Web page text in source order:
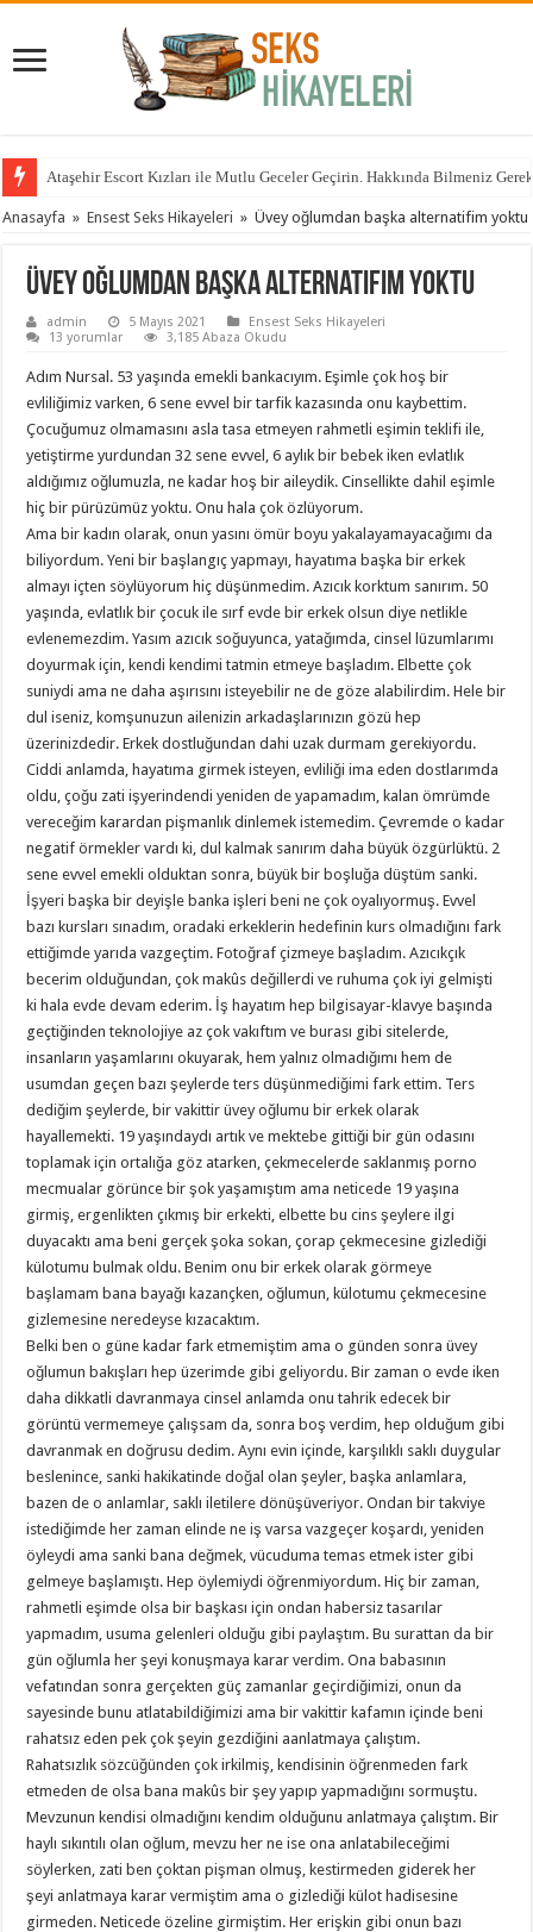
Ataşehir Escort Kızları ile Mutlu Geceler Geçirin. Hakkında Bilmeniz
Anasayfa » Ensest Seks Hikayeleri » Üvey oğlumdan başka alternatifim yoktu
Üvey oğlumdan başka alternatifim yoktu
admin 5 Mayıs 2021
Ensest Seks Hikayeleri
13 yorumlar
3,185 Abaza Okudu
Adım Nursal. 53 yaşında emekli bankacıyım. Eşimle çok hoş bir
evliliğimiz varken, 6 sene evvel bir tarfik kazasında onu kaybettim.
Çocuğumuz olmamasını asla tasa etmeyen rahmetli eşimin teklifi ile,
yetiştirme yurdundan 32 sene evvel, 6 aylık bir bebek iken evlatlık
aldığımız oğlumuzla, ne kadar hoş bir aileydik. Cinsellikte dahil eşimle
hiç bir pürüzümüz yoktu. Onu hala çok özlüyorum.
Ama bir kadın olarak, onun yasını ömür boyu yakalayamayacağımı da
biliyordum. Yeni bir başlangıç yapmayı, hayatıma başka bir erkek
almayı içten söylüyorum hiç düşünmedim. Azıcık korktum sanırım. 50
yaşında, evlatlık bir çocuk ile sırf evde bir erkek olsun diye netlikle
evlenemezdim. Yasım azıcık soğuyunca, yatağımda, cinsel lüzumlarımı
doyurmak için, kendi kendimi tatmin etmeye başladım. Elbette çok
suniydi ama ne daha aşırısını isteyebilir ne de göze alabilirdim. Hele bir
dul iseniz, komşunuzun ailenizin arkadaşlarınızın gözü hep
üzerinizdedir. Erkek dostluğundan dahi uzak durmam gerekiyordu.
Ciddi anlamda, hayatıma girmek isteyen, evliliği ima eden dostlarımda
oldu, çoğu zati işyerindendi yeniden de yapamadım, kalan ömrümde
vereceğim karardan pişmanlık dinlemek istemedim. Çevremde o kadar
negatif örmekler vardı ki, dul kalmak sanırım daha büyük özgürlüktü. 2
sene evvel emekli olduktan sonra, büyük bir boşluğa düştüm sanki.
İşyeri başka bir deyişle banka işleri beni ne çok oyalıyormuş. Evvel
bazı kursları sınadım, oradaki erkeklerin hedefinin kurs olmadığını fark
ettiğimde yarıda vazgeçtim. Fotoğraf çizmeye başladım. Azıcıkçık
becerim olduğundan, çok makûs değillerdi ve ruhuma çok iyi gelmişti
ki hala evde devam ederim. İş hayatım hep bilgisayar-klavye başında
geçtiğinden teknolojiye az çok vakıftım ve burası gibi sitelerde,
insanların yaşamlarını okuyarak, hem yalnız olmadığımı hem de
usumdan geçen bazı şeylerde ters düşünmediğimi fark ettim. Ters
dediğim şeylerde, bir vakittir üvey oğlumu bir erkek olarak
hayallemekti. 19 yaşındaydı artık ve mektebe gittiği bir gün odasını
toplamak için ortalığa göz atarken, çekmecelerde saklanmış porno
mecmualar görünce bir şok yaşamıştım ama neticede 19 yaşına
girmiş, ergenlikten çıkmış bir erkekti, elbette bu cins şeylere ilgi
duyacaktı ama beni gerçek şoka sokan, çorap çekmecesine gizlediği
külotumu bulmak oldu. Benim onu bir erkek olarak görmeye
başlamam bana bayağı kazançken, oğlumun, külotumu çekmecesine
gizlemesine neredeyse kızacaktım.
Belki ben o güne kadar fark etmemiştim ama o günden sonra üvey
oğlumun bakışları hep üzerimde gibi geliyordu. Bir zaman o evde iken
daha dikkatli davranmaya cinsel anlamda onu tahrik edecek bir
görüntü vermemeye çalışsam da, sonra boş verdim, hep olduğum gibi
davranmak en doğrusu dedim. Aynı evin içinde, karşılıklı saklı duygular
beslenince, sanki hakikatinde doğal olan şeyler, başka anlamlara,
bazen de o anlamlar, saklı iletilere dönüşüveriyor. Ondan bir takviye
istediğimde her zaman elinde ne iş varsa vazgeçer koşardı, yeniden
öyleydi ama sanki bana değmek, vücuduma temas etmek ister gibi
gelmeye başlamıştı. Hep öylemiydi öğrenmiyordum. Hiç bir zaman,
rahmetli eşimde olsa bir başkası için ondan habersiz tasarılar
yapmadım, usuma gelenleri olduğu gibi paylaştım. Bu surattan da bir
gün oğlumla her şeyi konuşmaya karar verdim. Ona babasının
vefatından sonra gerçekten güç zamanlar geçirdiğimizi, onun da
sayesinde bunu atlatabildiğimizi ama bir vakittir kafamın içinde beni
rahatsız eden pek çok şeyin gezdiğini aanlatmaya çalıştım.
Rahatsızlık sözcüğünden çok irkilmiş, kendisinin öğrenmeden fark
etmeden de olsa bana makûs bir şey yapıp yapmadığını sormuştu.
Mevzunun kendisi olmadığını kendim olduğunu anlatmaya çalıştım. Bir
haylı sıkıntılı olan oğlum, mevzu her ne ise ona anlatabileceğimi
söylerken, zati ben çoktan pişman olmuş, kestirmeden giderek her
şeyi anlatmaya karar vermiştim ama o gizlediği külot hadisesine
girmeden. Neticede özeline girmiştim. Her erişkin gibi onun bazı